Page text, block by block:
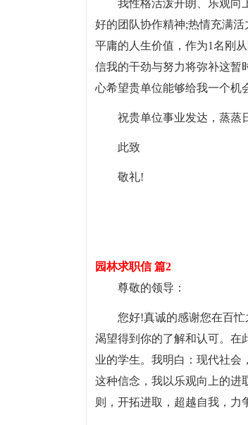
我性格活泼开朗、乐观向
好的团队协作精神;热情充满
平庸的人生价值，作为1名刚
信我的干劲与努力将弥补这暂
心希望贵单位能够给我一个机
祝贵单位事业发达，蒸蒸
此致
敬礼!
园林求职信 篇2
尊敬的领导：
您好!真诚的感谢您在百
渴望得到你的了解和认可。在
业的学生。我明白：现代社会
这种信念，我以乐观向上的进
则，开拓进取，超越自我，力